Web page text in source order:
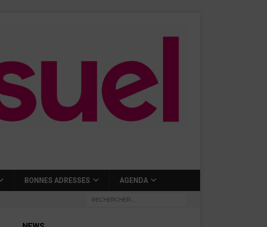
BONNES ADRESSES AGENDA